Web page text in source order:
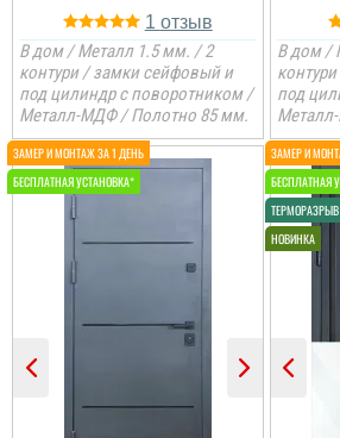
1
В дом / Металл 1.5 мм. / 2
контури / замки сейфовый и
под цилиндр с поворотником /
Металл-МДФ / Полотно 85 мм.
В дом /
под